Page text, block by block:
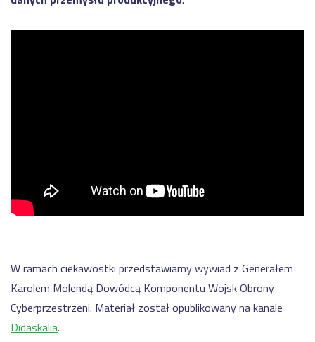
W ramach ciekawostki przedstawiamy wywiad z Generałem
Karolem Molendą Dowódcą Komponentu Wojsk Obrony
Cyberprzestrzeni. Materiał został opublikowany na kanale
Didaskalia.